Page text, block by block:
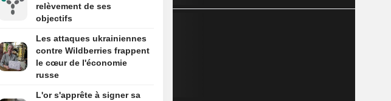
relèvement de ses
objectifs
Les attaques ukrainiennes
contre Wildberries frappent
le cœur de l'économie
russe
L'or s'apprête à signer sa